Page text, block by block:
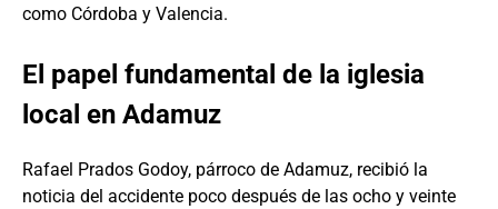
como Córdoba y Valencia.
El papel fundamental de la iglesia
local en Adamuz
Rafael Prados Godoy, párroco de Adamuz, recibió la
noticia del accidente poco después de las ocho y veinte